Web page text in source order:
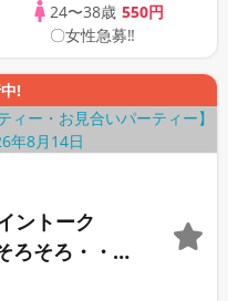
24〜38歳 550円
〇女性急募‼
!
トーク
そろ・・・
ジュアルな